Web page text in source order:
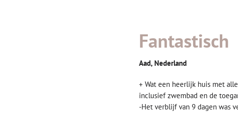
Fantastisch
Aad, Nederland
+ Wat een heerlijk huis met
inclusief zwembad en de
-Het verblijf van 9 dagen was